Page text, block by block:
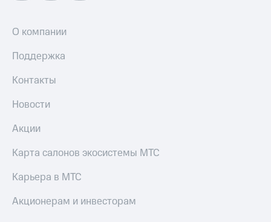
О компании
Поддержка
Контакты
Новости
Акции
Карта салонов экосистемы МТС
Карьера в МТС
Акционерам и инвесторам